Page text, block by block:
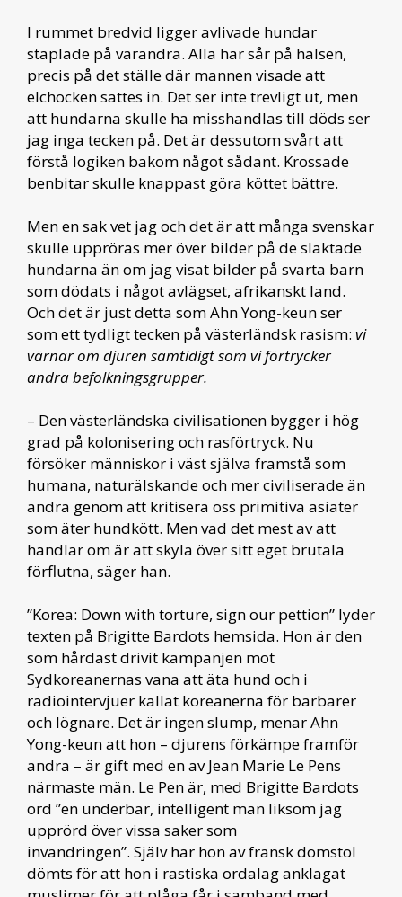
I rummet bredvid ligger avlivade hundar
staplade på varandra. Alla har sår på halsen,
precis på det ställe där mannen visade att
elchocken sattes in. Det ser inte trevligt ut, men
att hundarna skulle ha misshandlas till döds ser
jag inga tecken på. Det är dessutom svårt att
förstå logiken bakom något sådant. Krossade
benbitar skulle knappast göra köttet bättre.
Men en sak vet jag och det är att många svenskar
skulle uppröras mer över bilder på de slaktade
hundarna än om jag visat bilder på svarta barn
som dödats i något avlägset, afrikanskt land.
Och det är just detta som Ahn Yong-keun ser
som ett tydligt tecken på västerländsk rasism: vi
värnar om djuren samtidigt som vi förtrycker
andra befolkningsgrupper.
– Den västerländska civilisationen bygger i hög
grad på kolonisering och rasförtryck. Nu
försöker människor i väst själva framstå som
humana, naturälskande och mer civiliserade än
andra genom att kritisera oss primitiva asiater
som äter hundkött. Men vad det mest av att
handlar om är att skyla över sitt eget brutala
förflutna, säger han.
”Korea: Down with torture, sign our pettion” lyder
texten på Brigitte Bardots hemsida. Hon är den
som hårdast drivit kampanjen mot
Sydkoreanernas vana att äta hund och i
radiointervjuer kallat koreanerna för barbarer
och lögnare. Det är ingen slump, menar Ahn
Yong-keun att hon – djurens förkämpe framför
andra – är gift med en av Jean Marie Le Pens
närmaste män. Le Pen är, med Brigitte Bardots
ord ”en underbar, intelligent man liksom jag
upprörd över vissa saker som
invandringen”. Själv har hon av fransk domstol
dömts för att hon i rastiska ordalag anklagat